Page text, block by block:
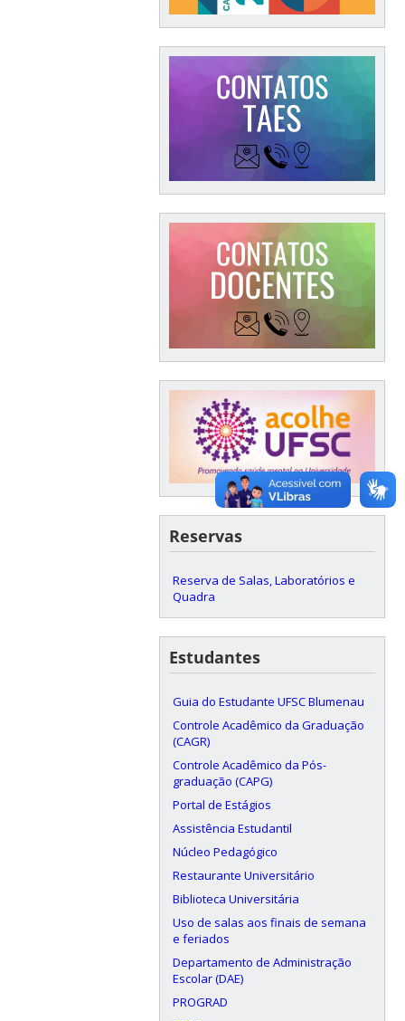
Reservas
Reserva de Salas, Laboratórios e
Quadra
Estudantes
Guia do Estudante UFSC Blumenau
Controle Acadêmico da Graduação
(CAGR)
Controle Acadêmico da Pós-
graduação (CAPG)
Portal de Estágios
Assistência Estudantil
Núcleo Pedagógico
Restaurante Universitário
Biblioteca Universitária
Uso de salas aos finais de semana
e feriados
Departamento de Administração
Escolar (DAE)
PROGRAD